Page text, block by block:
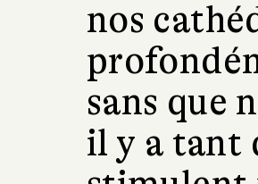
nos
sans que
il y a tant